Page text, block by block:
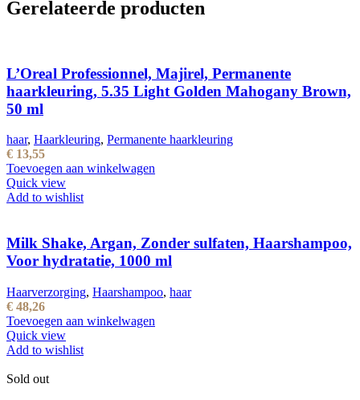
Gerelateerde producten
L’Oreal Professionnel, Majirel, Permanente
haarkleuring, 5.35 Light Golden Mahogany Brown,
50 ml
haar, Haarkleuring, Permanente haarkleuring
€ 13,55
Toevoegen aan winkelwagen
Quick view
Add to wishlist
Milk Shake, Argan, Zonder sulfaten, Haarshampoo,
Voor hydratatie, 1000 ml
Haarverzorging, Haarshampoo, haar
€ 48,26
Toevoegen aan winkelwagen
Quick view
Add to wishlist
Sold out